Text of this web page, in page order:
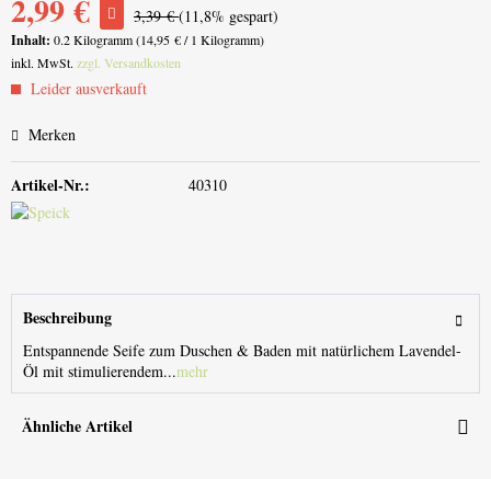
2,99 € 3,39 €(11,8% gespart)
Inhalt: 0.2 Kilogramm (14,95 € / 1 Kilogramm)
inkl. MwSt. zzgl. Versandkosten
Leider ausverkauft
Merken
Artikel-Nr.: 40310
Beschreibung
Entspannende Seife zum Duschen & Baden mit natürlichem Lavendel-
Öl mit stimulierendem...mehr
Ähnliche Artikel